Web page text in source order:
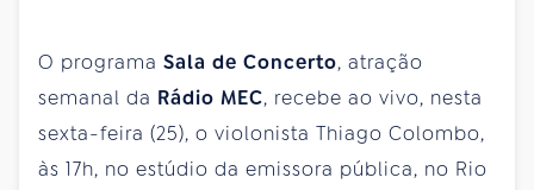
O programa Sala de Concerto, atração
semanal da Rádio MEC, recebe ao vivo, nesta
sexta-feira (25), o violonista Thiago Colombo,
às 17h, no estúdio da emissora pública, no Rio